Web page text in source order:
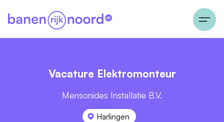
Vacature Elektromonteur
Mensonides Installatie B.V.
Harlingen